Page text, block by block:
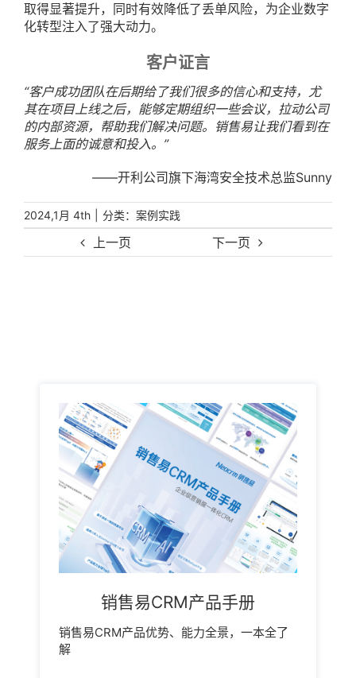
上一页 下一页
取得显著提升，同时有效降低了丢单风险，为企业数字
化转型注入了强大动力。
客户证言
“客户成功团队在后期给了我们很多的信心和支持，尤
其在项目上线之后，能够定期组织一些会议，拉动公司
的内部资源，帮助我们解决问题。销售易让我们看到在
服务上面的诚意和投入。”
——开利公司旗下海湾安全技术总监Sunny
2024,1月 4th 分类： 案例实践
销售易CRM产品手册
销售易CRM产品优势、能力全景，一本全了
解